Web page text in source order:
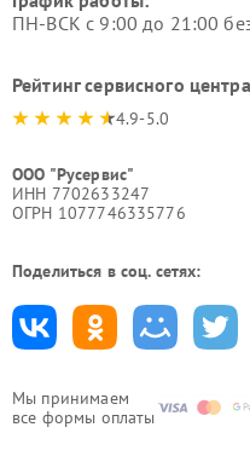
Мы принимаем
все формы оплаты
ПН-ВСК с 9:00 до 21:00
Рейтинг сервисного центра
4.9-5.0
ООО "Русервис"
ИНН 7702633247
ОГРН 1077746335776
Поделиться в соц. сетях: